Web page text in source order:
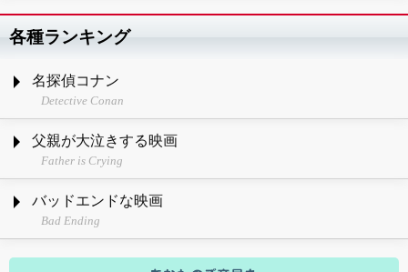
各種ランキング
名探偵コナン
Detective Conan
父親が大泣きする映画
Father is Crying
バッドエンドな映画
Bad Ending